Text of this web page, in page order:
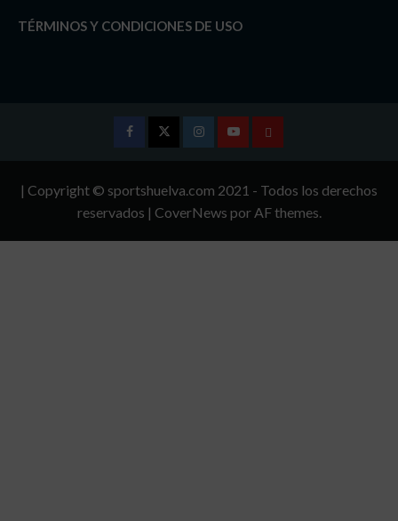
TÉRMINOS Y CONDICIONES DE USO
InstagramYoutubeTÉRMINOS
CONDICIONES
| Copyright © sportshuelva.com 2021 - Todos los derechos
reservados | CoverNews por AF themes.